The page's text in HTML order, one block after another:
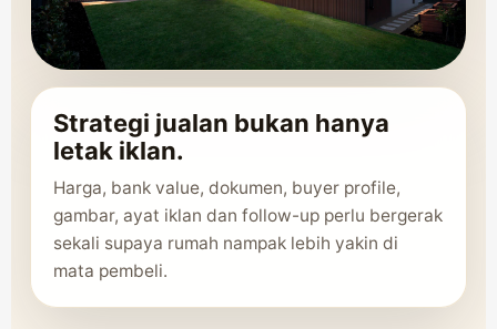
Strategi jualan bukan hanya
letak iklan.
Harga, bank value, dokumen, buyer profile,
gambar, ayat iklan dan follow-up perlu bergerak
sekali supaya rumah nampak lebih yakin di
mata pembeli.